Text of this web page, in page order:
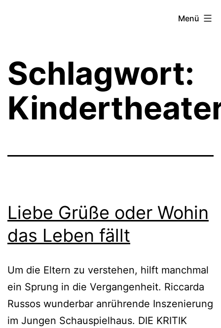
Menü
Schlagwort:
Liebe Grüße oder Wohin
das Leben fällt
Um die Eltern zu verstehen, hilft manchmal
ein Sprung in die Vergangenheit. Riccarda
Russos wunderbar anrührende Inszenierung
im Jungen Schauspielhaus. DIE KRITIK